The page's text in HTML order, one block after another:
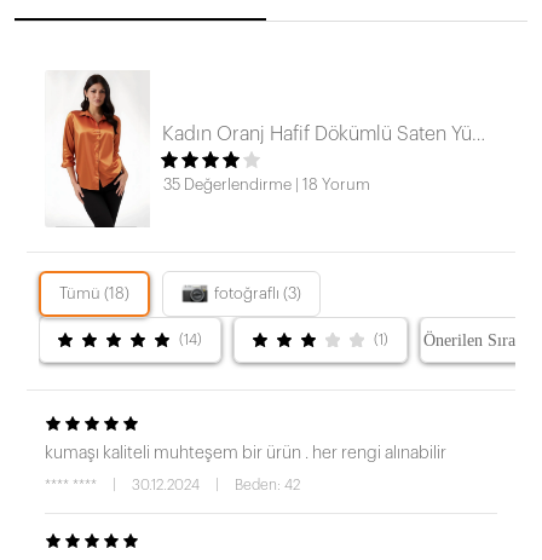
Kadın Oranj Hafif Dökümlü Saten Yüzeyli Gömlek HZL22W-BD139641
35 Değerlendirme 18 Yorum
Tümü (18) fotoğraflı (3)
(14) (1)
kumaşı kaliteli muhteşem bir ürün . her rengi alınabilir
**** **** 30.12.2024 Beden: 42